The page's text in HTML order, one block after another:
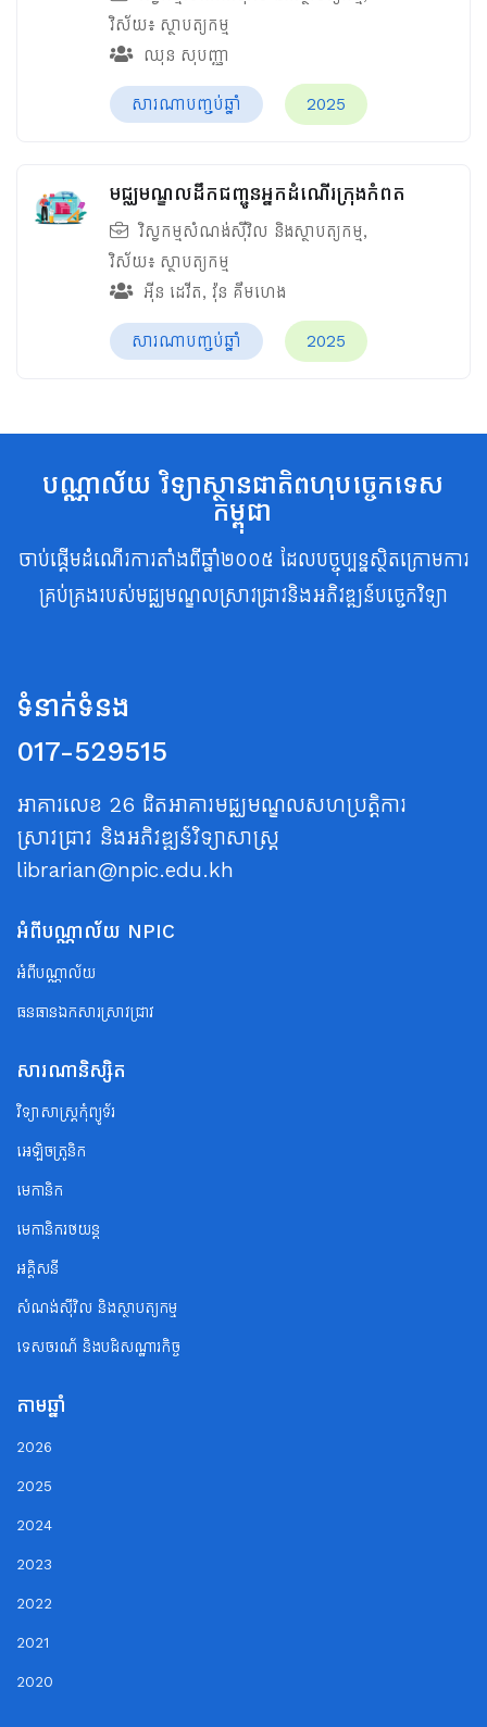
វិស័យ៖ ស្ថាបត្យកម្ម
ឈុន សុបញ្ញា
សារណាបញ្ចប់ឆ្នាំ 2025
មជ្ឈមណ្ឌលដឹកជញ្ជូនអ្នកដំណើរក្រុងកំពត
វិស្វកម្មសំណង់ស៊ីវិល និងស្ថាបត្យកម្ម,
វិស័យ៖ ស្ថាបត្យកម្ម
អ៊ីន ដេវីត, វ៉ុន គឹមហេង
សារណាបញ្ចប់ឆ្នាំ 2025
បណ្ណាល័យ វិទ្យាស្ថានជាតិពហុបច្ចេកទេស
កម្ពុជា
ចាប់ផ្តើមដំណើរការតាំងពីឆ្នាំ២០០៥ ដែលបច្ចុប្បន្នស្ថិតក្រោមការ
គ្រប់គ្រងរបស់មជ្ឈមណ្ឌលស្រាវជ្រាវនិងអភិវឌ្ឍន៍បច្ចេកវិទ្យា
ទំនាក់ទំនង
017-529515
អាគារលេខ 26 ជិតអាគារមជ្ឈមណ្ឌលសហប្រត្តិការ
ស្រាវជ្រាវ និងអភិវឌ្ឍន៍វិទ្យាសាស្ត្រ
librarian@npic.edu.kh
អំពីបណ្ណាល័យ NPIC
អំពីបណ្ណាល័យ
ធនធានឯកសារស្រាវជ្រាវ
សារណានិស្សិត
វិទ្យាសាស្ត្រកុំព្យូទ័រ
អេឡិចត្រូនិក
មេកានិក
មេកានិករថយន្ត
អគ្គិសនី
សំណង់ស៊ីវិល និងស្ថាបត្យកម្ម
ទេសចរណ័ និងបដិសណ្ឋារកិច្ច
តាមឆ្នាំ
2026
2025
2024
2023
2022
2021
2020